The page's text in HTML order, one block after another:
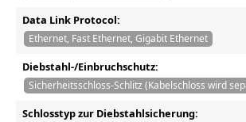
Data Link Protocol:
Ethernet, Fast Ethernet, Gigabit Ethernet
Diebstahl-/Einbruchschutz:
Sicherheitsschloss-Schlitz (Kabelschloss wird
Schlosstyp zur Diebstahlsicherung: